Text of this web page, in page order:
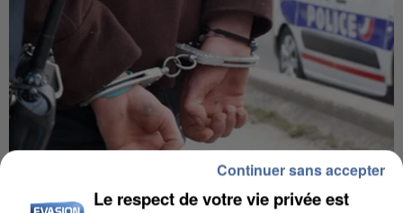
Le respect de votre vie privée est
Continuer sans accepter